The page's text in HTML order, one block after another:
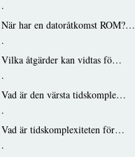
·
När har en datoråtkomst ROM?…
·
Vilka åtgärder kan vidtas fö…
·
Vad är den värsta tidskomple…
·
Vad är tidskomplexiteten för…
·